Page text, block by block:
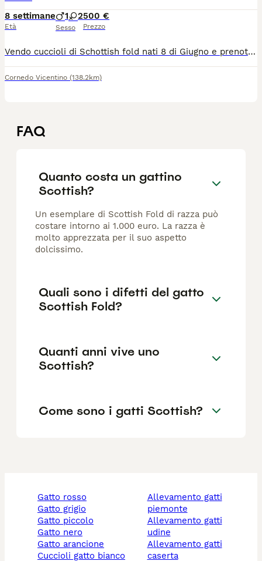
8 settimane
Età
1 2
Sesso
500 €
Prezzo
Vendo cuccioli di Schottish fold nati 8 di Giugno e prenotabili da ora disponibili il 10 di Agosto circa
Cornedo Vicentino (138.2km)
FAQ
Quanto costa un gattino
Scottish?
Un esemplare di Scottish Fold di razza può
costare intorno ai 1.000 euro. La razza è
molto apprezzata per il suo aspetto
dolcissimo.
Quali sono i difetti del gatto
Scottish Fold?
Quanti anni vive uno
Scottish?
Come sono i gatti Scottish?
gatto rosso
gatto grigio
gatto piccolo
gatto nero
gatto arancione
cuccioli gatto bianco
allevamento gatti
piemonte
allevamento gatti
udine
allevamento gatti
caserta